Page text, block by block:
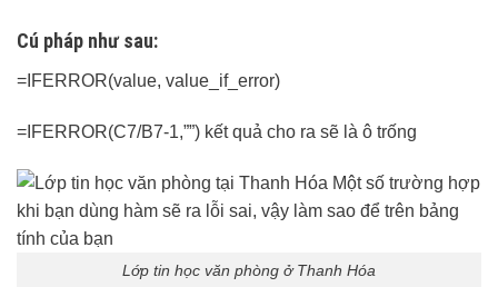
Cú pháp như sau:
=IFERROR(value, value_if_error)
=IFERROR(C7/B7-1,””) kết quả cho ra sẽ là ô trống
Lớp tin học văn phòng ở Thanh Hóa